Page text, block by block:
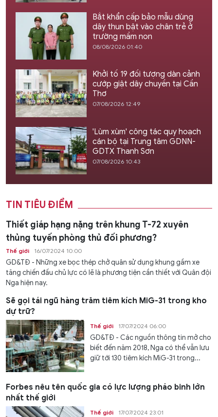
Bắt khẩn cấp bảo mẫu dùng
dây thun bật vào chân trẻ ở
trường mầm non
08/08/2026 01:40
Khởi tố 19 đối tượng dàn cảnh
cướp giật dây chuyền tại Cần
Thơ
07/08/2026 12:49
'Lùm xùm' công tác quy hoạch
cán bộ tại Trung tâm GDNN-
GDTX Thanh Sơn
07/08/2026 10:43
TIN TIÊU ĐIỂM
Thiết giáp hạng nặng trên khung T-72 xuyên
thủng tuyến phòng thủ đối phương?
Thế giới 16/07/2024 10:00
GD&TĐ - Những xe bọc thép chở quân sử dụng khung gầm xe
tăng chiến đấu chủ lực có lẽ là phương tiện cần thiết với Quân đội
Nga hiện nay.
Sẽ gọi tái ngũ hàng trăm tiêm kích MiG-31 trong kho
dự trữ?
Thế giới 17/07/2024 06:00
GD&TĐ - Các nguồn thông tin mở cho
biết đến năm 2018, Nga có thể vẫn lưu
giữ tới 130 tiêm kích MiG-31 trong...
Forbes nêu tên quốc gia có lực lượng pháo binh lớn
nhất thế giới
Thế giới 17/07/2024 23:01